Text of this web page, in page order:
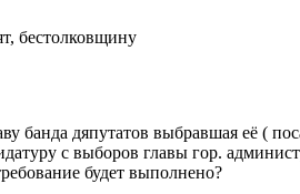
бестолковщину
банда дяпутатов выбравшая её (
с выборов главы гор.
будет выполнено?